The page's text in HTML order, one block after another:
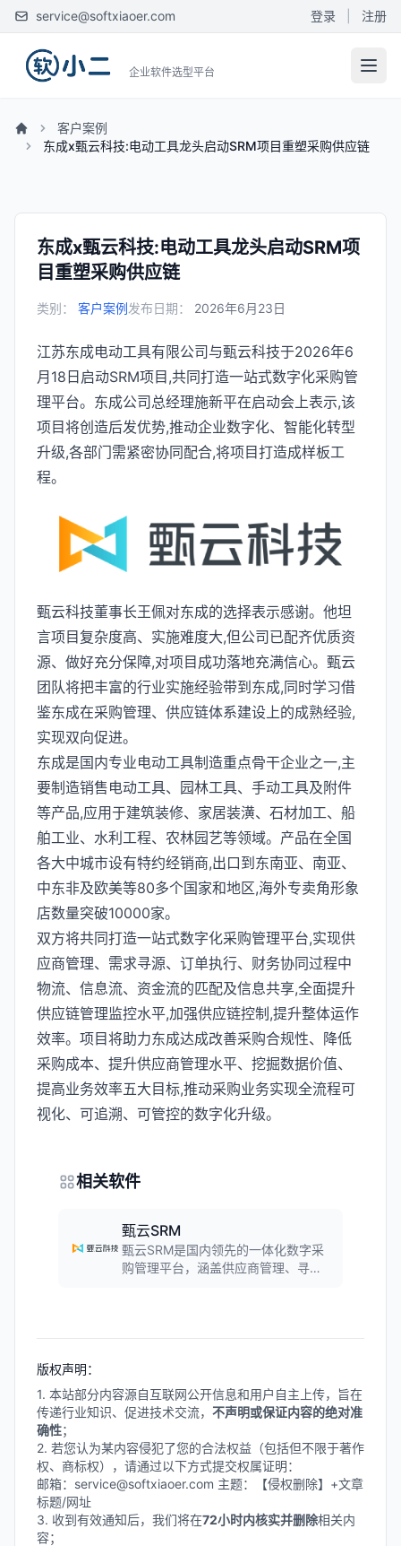
service@softxiaoer.com 登录 注册
企业软件选型平台
客户案例
东成x甄云科技:电动工具龙头启动SRM项目重塑采购供应链
东成x甄云科技:电动工具龙头启动SRM项
目重塑采购供应链
类别： 客户案例发布日期： 2026年6月23日
江苏东成电动工具有限公司与甄云科技于2026年6
月18日启动SRM项目,共同打造一站式数字化采购管
理平台。东成公司总经理施新平在启动会上表示,该
项目将创造后发优势,推动企业数字化、智能化转型
升级,各部门需紧密协同配合,将项目打造成样板工
程。
甄云科技董事长王佩对东成的选择表示感谢。他坦
言项目复杂度高、实施难度大,但公司已配齐优质资
源、做好充分保障,对项目成功落地充满信心。甄云
团队将把丰富的行业实施经验带到东成,同时学习借
鉴东成在采购管理、供应链体系建设上的成熟经验,
实现双向促进。
东成是国内专业电动工具制造重点骨干企业之一,主
要制造销售电动工具、园林工具、手动工具及附件
等产品,应用于建筑装修、家居装潢、石材加工、船
舶工业、水利工程、农林园艺等领域。产品在全国
各大中城市设有特约经销商,出口到东南亚、南亚、
中东非及欧美等80多个国家和地区,海外专卖角形象
店数量突破10000家。
双方将共同打造一站式数字化采购管理平台,实现供
应商管理、需求寻源、订单执行、财务协同过程中
物流、信息流、资金流的匹配及信息共享,全面提升
供应链管理监控水平,加强供应链控制,提升整体运作
效率。项目将助力东成达成改善采购合规性、降低
采购成本、提升供应商管理水平、挖掘数据价值、
提高业务效率五大目标,推动采购业务实现全流程可
视化、可追溯、可管控的数字化升级。
相关软件
甄云SRM
甄云SRM是国内领先的一体化数字采
购管理平台，涵盖供应商管理、寻源
式，系统稳定性达99.9%，已服务全
版权声明：
1. 本站部分内容源自互联网公开信息和用户自主上传，旨在
传递行业知识、促进技术交流， 不声明或保证内容的绝对准
确性；
2. 若您认为某内容侵犯了您的合法权益（包括但不限于著作
权、商标权），请通过以下方式提交权属证明：
邮箱：service@softxiaoer.com 主题：【侵权删除】+文章
标题/网址
3. 收到有效通知后，我们将在72小时内核实并删除相关内
容；